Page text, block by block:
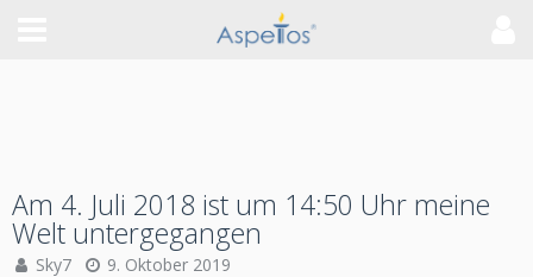
Am 4. Juli 2018 ist um 14:50 Uhr meine
Welt untergegangen
Sky7 9. Oktober 2019